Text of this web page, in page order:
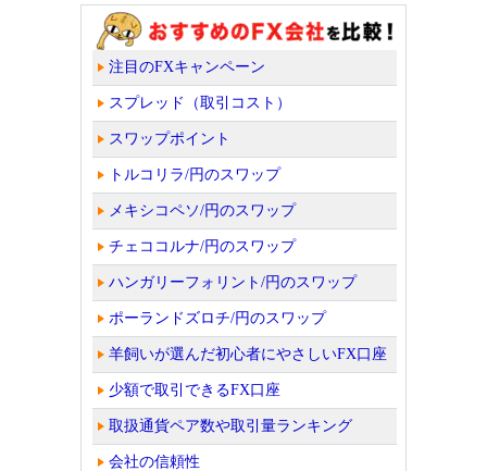
注目のFXキャンペーン
スプレッド（取引コスト）
スワップポイント
トルコリラ/円のスワップ
メキシコペソ/円のスワップ
チェココルナ/円のスワップ
ハンガリーフォリント/円のスワップ
ポーランドズロチ/円のスワップ
羊飼いが選んだ初心者にやさしいFX口座
少額で取引できるFX口座
取扱通貨ペア数や取引量ランキング
会社の信頼性